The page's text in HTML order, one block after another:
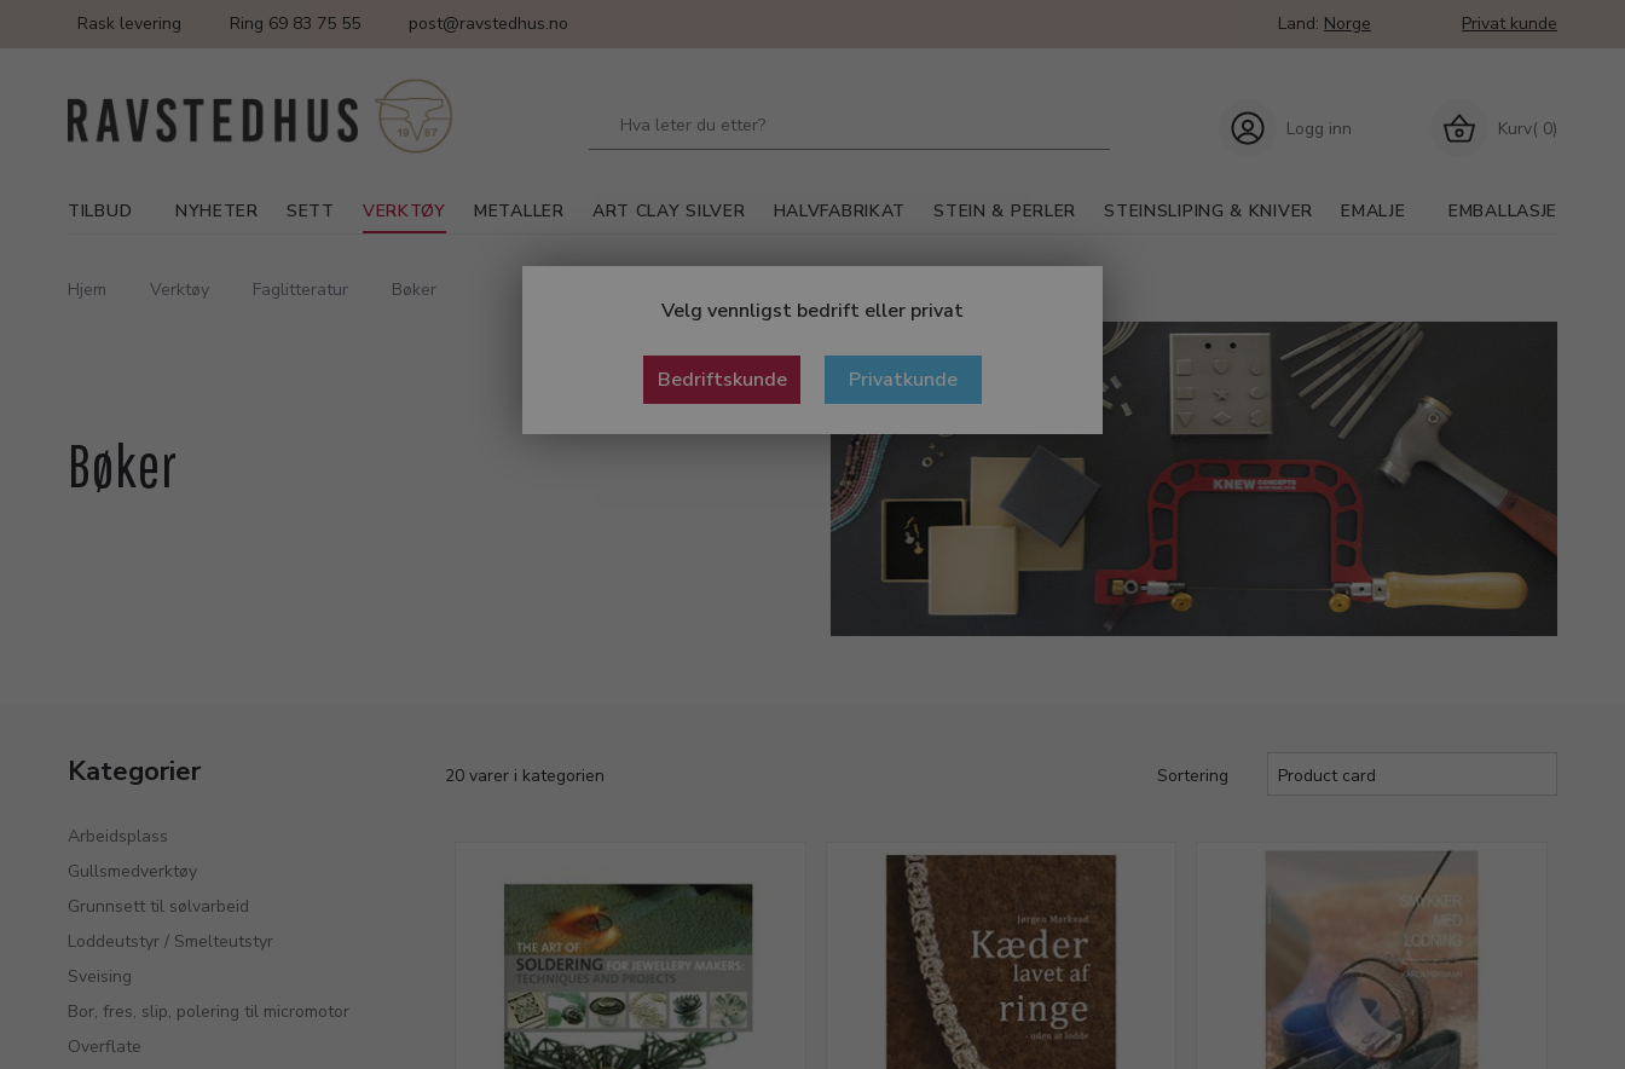
Velg vennligst bedrift eller privat
Bedriftskunde Privatkunde
Rask levering Ring 69 83 75 55 post@ravstedhus.no Land: Norge Privat kunde
Kurv( 0)
Logg inn
TILBUD NYHETER SETT VERKTØY METALLER ART CLAY SILVER HALVFABRIKAT STEIN & PERLER STEINSLIPING & KNIVER EMALJE EMBALLASJE
Hjem Verktøy Faglitteratur Bøker
Bøker
Kategorier
Arbeidsplass
Gullsmedverktøy
Grunnsett til sølvarbeid
Loddeutstyr / Smelteutstyr
Sveising
Bor, fres, slip, polering til micromotor
Overflate
20 varer i kategorien Sortering